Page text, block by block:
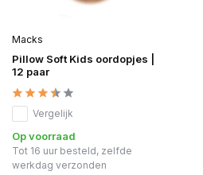
Macks
Pillow Soft Kids oordopjes |
12 paar
Vergelijk
Op voorraad
Tot 16 uur besteld, zelfde
werkdag verzonden